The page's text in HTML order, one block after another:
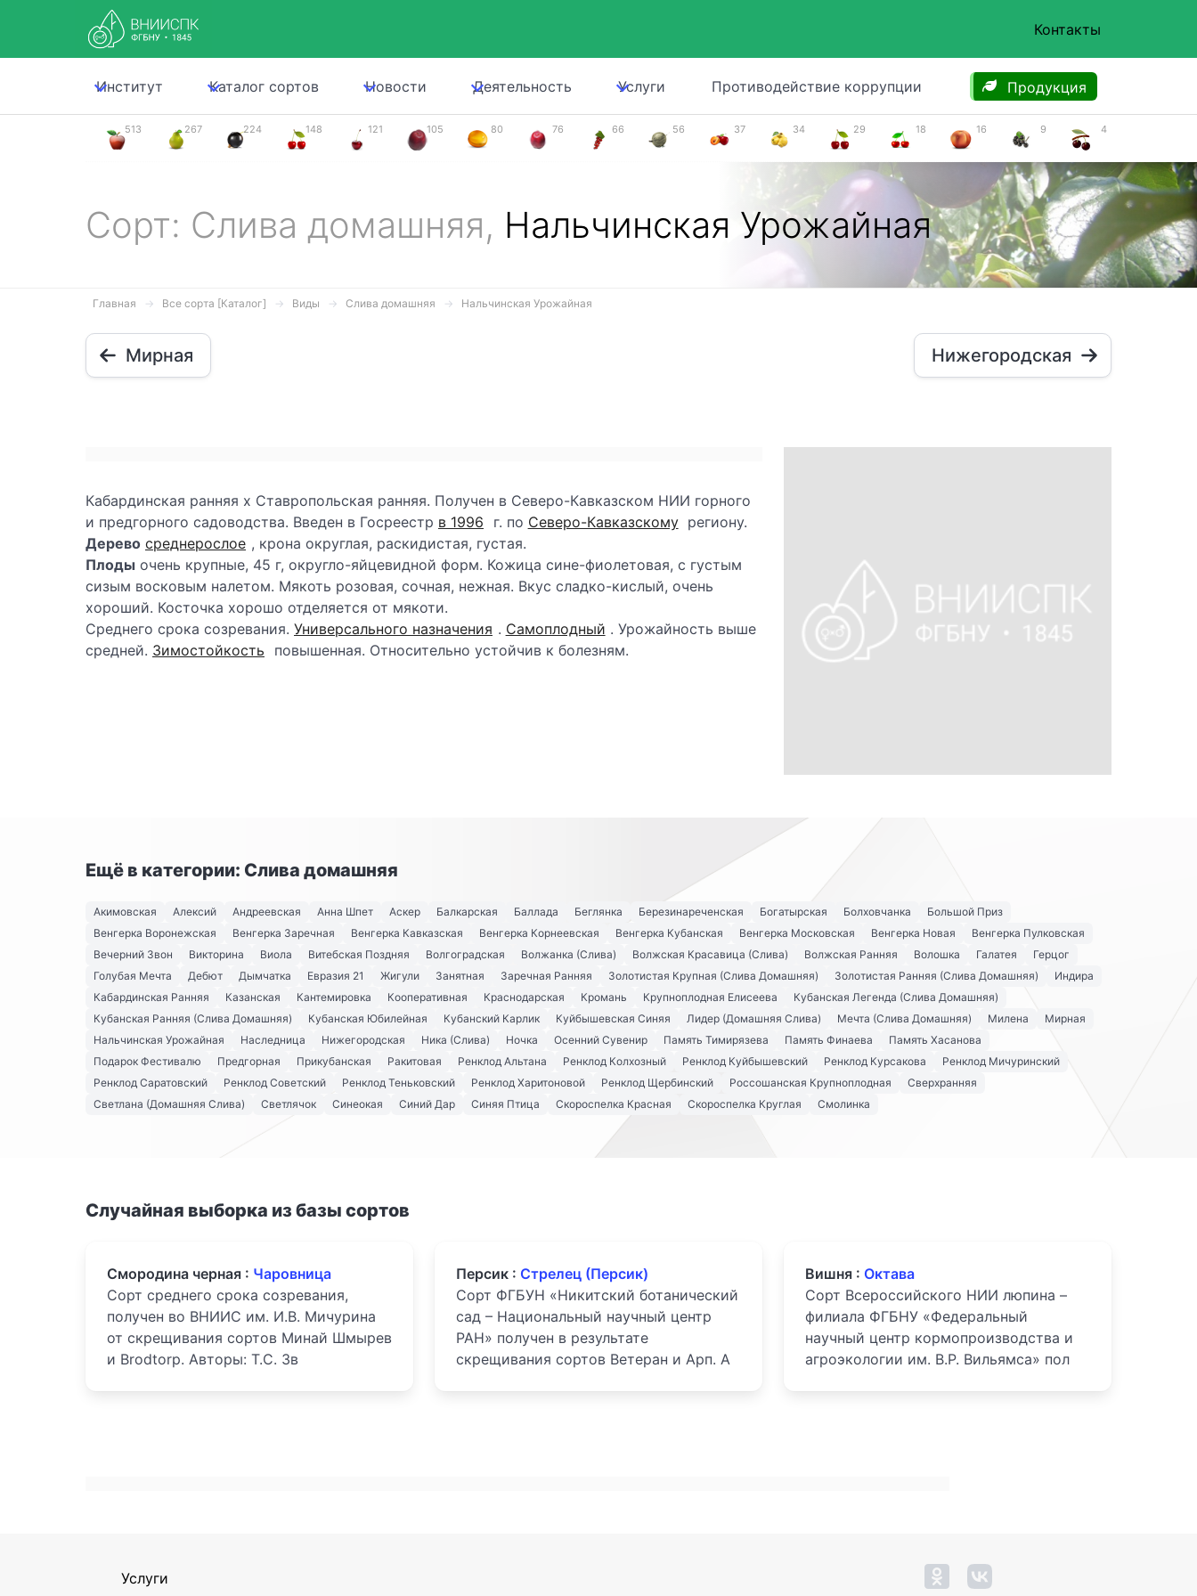
Контакты
Институт Каталог сортов Новости Деятельность Услуги Противодействие коррупции Продукция
513 267 224 148 121 105 80 76 66 56 37 34 29 18 16 9 4
Сорт: Слива домашняя, Нальчинская Урожайная
Главная Все сорта [Каталог] Виды Слива домашняя Нальчинская Урожайная
Мирная Нижегородская
Кабардинская ранняя х Ставропольская ранняя. Получен в Северо-Кавказском НИИ горного
и предгорного садоводства. Введен в Госреестр в 1996 г. по Северо-Кавказскому региону.
Дерево среднерослое , крона округлая, раскидистая, густая.
Плоды очень крупные, 45 г, округло-яйцевидной форм. Кожица сине-фиолетовая, с густым
сизым восковым налетом. Мякоть розовая, сочная, нежная. Вкус сладко-кислый, очень
хороший. Косточка хорошо отделяется от мякоти.
Среднего срока созревания. Универсального назначения . Самоплодный . Урожайность выше
средней. Зимостойкость повышенная. Относительно устойчив к болезням.
Ещё в категории: Слива домашняя
Акимовская Алексий Андреевская Анна Шпет Аскер Балкарская Баллада Беглянка Березинареченская Богатырская Болховчанка
Большой Приз
Венгерка Воронежская
Венгерка Заречная Венгерка Кавказская Венгерка Корнеевская Венгерка Кубанская Венгерка Московская Венгерка Новая
Венгерка Пулковская
Вечерний Звон
Викторина Виола Витебская Поздняя Волгоградская Волжанка (Слива) Волжская Красавица (Слива) Волжская Ранняя Волошка Галатея
Герцог
Голубая Мечта
Дебют Дымчатка Евразия 21 Жигули Занятная Заречная Ранняя Золотистая Крупная (Слива Домашняя) Золотистая Ранняя (Слива Домашняя)
Индира
Кабардинская Ранняя
Казанская Кантемировка Кооперативная Краснодарская Кромань Крупноплодная Елисеева
Кубанская Легенда (Слива Домашняя)
Кубанская Ранняя (Слива Домашняя)
Кубанская Юбилейная Кубанский Карлик Куйбышевская Синяя Лидер (Домашняя Слива) Мечта (Слива Домашняя) Милена
Мирная
Нальчинская Урожайная
Наследница Нижегородская Ника (Слива) Ночка Осенний Сувенир Память Тимирязева Память Финаева
Память Хасанова
Подарок Фестивалю
Предгорная Прикубанская Ракитовая Ренклод Альтана Ренклод Колхозный Ренклод Куйбышевский Ренклод Курсакова
Ренклод Мичуринский
Ренклод Саратовский
Ренклод Советский Ренклод Теньковский Ренклод Харитоновой Ренклод Щербинский Россошанская Крупноплодная
Сверхранняя
Светлана (Домашняя Слива)
Светлячок Синеокая Синий Дар Синяя Птица Скороспелка Красная Скороспелка Круглая Смолинка
Случайная выборка из базы сортов
Смородина черная : Чаровница
Сорт среднего срока созревания,
получен во ВНИИС им. И.В. Мичурина
от скрещивания сортов Минай Шмырев
и Brodtorp. Авторы: Т.С. Зв
Персик : Стрелец (Персик)
Сорт ФГБУН «Никитский ботанический
сад – Национальный научный центр
РАН» получен в результате
скрещивания сортов Ветеран и Арп. А
Вишня : Октава
Сорт Всероссийского НИИ люпина –
филиала ФГБНУ «Федеральный
научный центр кормопроизводства и
агроэкологии им. В.Р. Вильямса» пол
Услуги